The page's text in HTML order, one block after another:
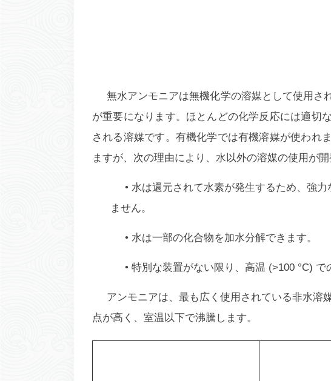
無水アンモニアは無機化学の溶媒として使用さ
が重要になります。ほとんどの化学反応には適切
される溶媒です。有機化学では有機溶媒が使われ
ますが、次の理由により、水以外の溶媒の使用が開
• 水は還元されて水素が発生するため、強
ません。
• 水は一部の化合物を加水分解できます。
• 特別な装置がない限り、高温 (>100 °C) で
アンモニアは、最も広く使用されている非水溶
点が高く、室温以下で沸騰します。